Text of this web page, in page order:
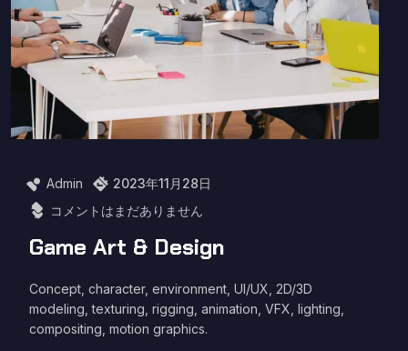
Admin
2023年11月28日
コメントはまだありません
Game Art & Design
Concept, character, environment, UI/UX, 2D/3D
modeling, texturing, rigging, animation, VFX, lighting,
compositing, motion graphics.